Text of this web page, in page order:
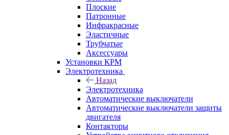
Плоские
Патронные
Инфракрасные
Эластичные
Трубчатые
Аксессуары
Установки КРМ
Электротехника
Назад
Электротехника
Автоматические выключатели
Автоматические выключатели защиты
двигателя
Контакторы